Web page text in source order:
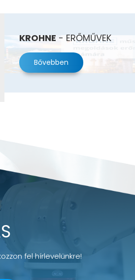
KROHNE - ERŐMŰVEK
Bővebben
fel hírlevelünkre!